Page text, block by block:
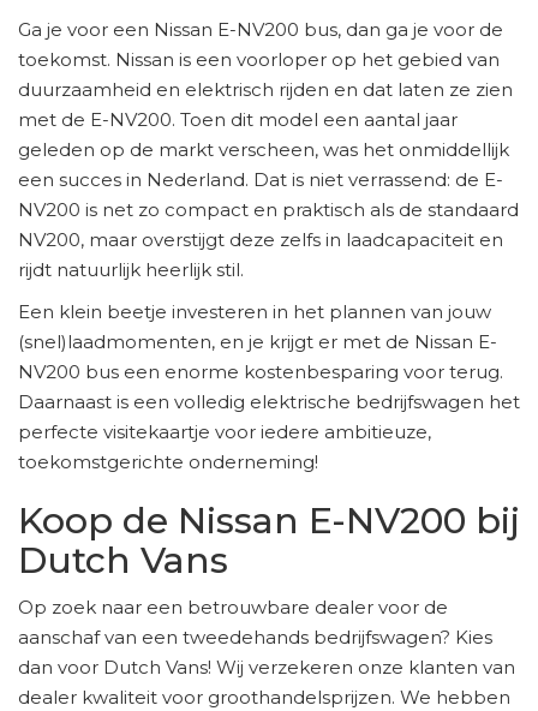
Ga je voor een Nissan E-NV200 bus, dan ga je voor de
toekomst. Nissan is een voorloper op het gebied van
duurzaamheid en elektrisch rijden en dat laten ze zien
met de E-NV200. Toen dit model een aantal jaar
geleden op de markt verscheen, was het onmiddellijk
een succes in Nederland. Dat is niet verrassend: de E-
NV200 is net zo compact en praktisch als de standaard
NV200, maar overstijgt deze zelfs in laadcapaciteit en
rijdt natuurlijk heerlijk stil.
Een klein beetje investeren in het plannen van jouw
(snel)laadmomenten, en je krijgt er met de Nissan E-
NV200 bus een enorme kostenbesparing voor terug.
Daarnaast is een volledig elektrische bedrijfswagen het
perfecte visitekaartje voor iedere ambitieuze,
toekomstgerichte onderneming!
Koop de Nissan E-NV200 bij
Dutch Vans
Op zoek naar een betrouwbare dealer voor de
aanschaf van een tweedehands bedrijfswagen? Kies
dan voor Dutch Vans! Wij verzekeren onze klanten van
dealer kwaliteit voor groothandelsprijzen. We hebben